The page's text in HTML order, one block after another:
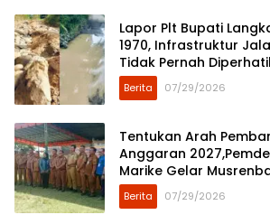
Lapor Plt Bupati
1970, Infrastruktur
Tidak Pernah
Kabupaten Langkat
Berita 07/29/2026
Tentukan Arah
Anggaran
Marike Gelar
Berita 07/29/2026